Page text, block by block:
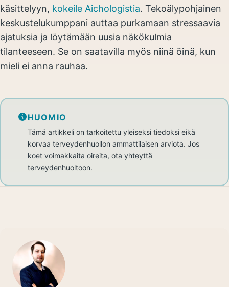
käsittelyyn, kokeile Aichologistia. Tekoälypohjainen
keskustelukumppani auttaa purkamaan stressaavia
ajatuksia ja löytämään uusia näkökulmia
tilanteeseen. Se on saatavilla myös niinä öinä, kun
mieli ei anna rauhaa.
HUOMIO
Tämä artikkeli on tarkoitettu yleiseksi tiedoksi eikä
korvaa terveydenhuollon ammattilaisen arviota. Jos
koet voimakkaita oireita, ota yhteyttä
terveydenhuoltoon.